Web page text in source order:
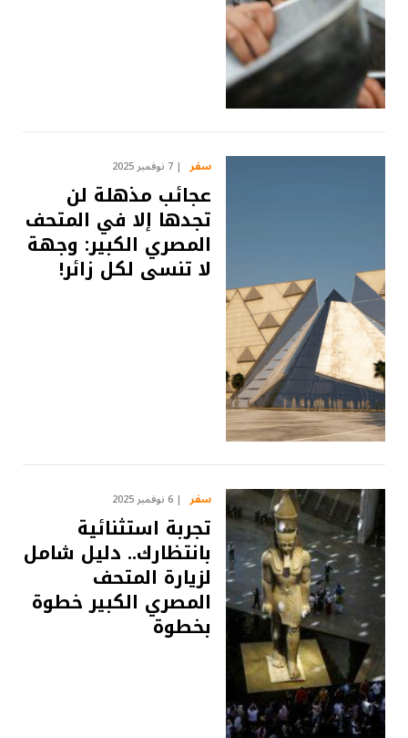
سفر 7 نوفمبر 2025
عجائب مذهلة لن
تجدها إلا في المتحف
المصري الكبير: وجهة
لا تنسى لكل زائر!
سفر 6 نوفمبر 2025
تجربة استثنائية
بانتظارك.. دليل شامل
لزيارة المتحف
المصري الكبير خطوة
بخطوة